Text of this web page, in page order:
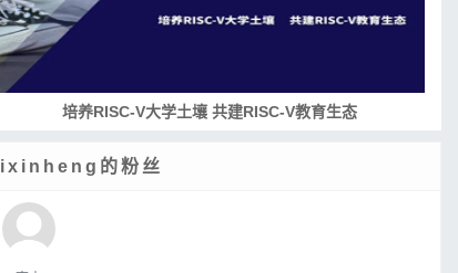
培养RISC-V大学土壤 共建RISC-V教育生态
lixinheng的粉丝